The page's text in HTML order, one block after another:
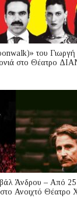
του Γιωργή
στο Θέατρο
Άνδρου – Από 25
Ανοιχτό Θέατρο